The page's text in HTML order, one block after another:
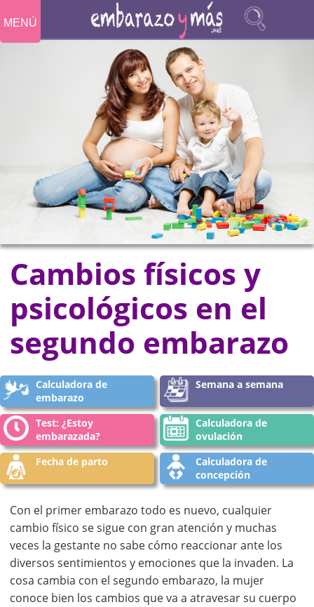
MENÚ
Cambios físicos y
psicológicos en el
segundo embarazo
Calculadora de
embarazo
Semana a semana
Test: ¿Estoy
embarazada?
Calculadora de
ovulación
Fecha de parto
Calculadora de
concepción
Con el primer embarazo todo es nuevo, cualquier
cambio físico se sigue con gran atención y muchas
veces la gestante no sabe cómo reaccionar ante los
diversos sentimientos y emociones que la invaden. La
cosa cambia con el segundo embarazo, la mujer
conoce bien los cambios que va a atravesar su cuerpo